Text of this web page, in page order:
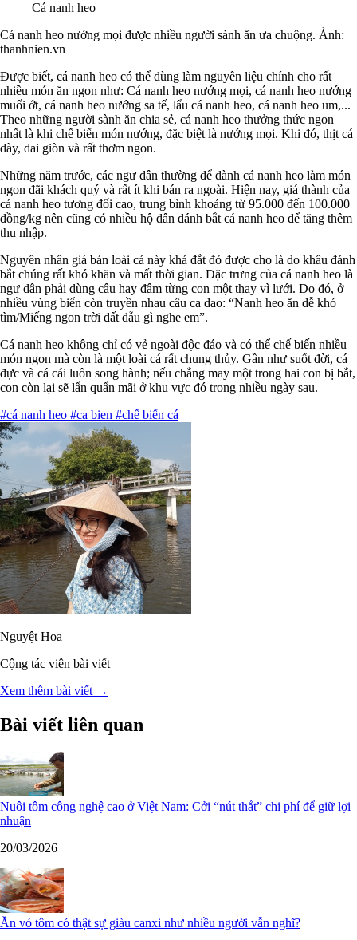
Cá nanh heo
Cá nanh heo nướng mọi được nhiều người sành ăn ưa chuộng. Ảnh:
thanhnien.vn
Được biết, cá nanh heo có thể dùng làm nguyên liệu chính cho rất
nhiều món ăn ngon như: Cá nanh heo nướng mọi, cá nanh heo nướng
muối ớt, cá nanh heo nướng sa tế, lẩu cá nanh heo, cá nanh heo um,...
Theo những người sành ăn chia sẻ, cá nanh heo thưởng thức ngon
nhất là khi chế biến món nướng, đặc biệt là nướng mọi. Khi đó, thịt cá
dày, dai giòn và rất thơm ngon.
Những năm trước, các ngư dân thường để dành cá nanh heo làm món
ngon đãi khách quý và rất ít khi bán ra ngoài. Hiện nay, giá thành của
cá nanh heo tương đối cao, trung bình khoảng từ 95.000 đến 100.000
đồng/kg nên cũng có nhiều hộ dân đánh bắt cá nanh heo để tăng thêm
thu nhập.
Nguyên nhân giá bán loài cá này khá đắt đỏ được cho là do khâu đánh
bắt chúng rất khó khăn và mất thời gian. Đặc trưng của cá nanh heo là
ngư dân phải dùng câu hay đâm từng con một thay vì lưới. Do đó, ở
nhiều vùng biển còn truyền nhau câu ca dao: “Nanh heo ăn dễ khó
tìm/Miếng ngon trời đất dẫu gì nghe em”.
Cá nanh heo không chỉ có vẻ ngoài độc đáo và có thể chế biến nhiều
món ngon mà còn là một loài cá rất chung thủy. Gần như suốt đời, cá
đực và cá cái luôn song hành; nếu chẳng may một trong hai con bị bắt,
con còn lại sẽ lẩn quẩn mãi ở khu vực đó trong nhiều ngày sau.
#cá nanh heo #ca bien #chế biến cá
Nguyệt Hoa
Cộng tác viên bài viết
Xem thêm bài viết →
Bài viết liên quan
Nuôi tôm công nghệ cao ở Việt Nam: Cởi “nút thắt” chi phí để giữ lợi
nhuận
20/03/2026
Ăn vỏ tôm có thật sự giàu canxi như nhiều người vẫn nghĩ?